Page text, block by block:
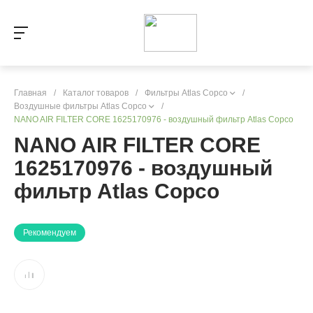
Главная / Каталог товаров / Фильтры Atlas Copco
/
Воздушные фильтры Atlas Copco
/
NANO AIR FILTER CORE 1625170976 - воздушный фильтр Atlas Copco
NANO AIR FILTER CORE
1625170976 - воздушный
фильтр Atlas Copco
Рекомендуем